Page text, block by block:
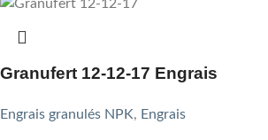
Granufert 12-12-17 Engrais
Engrais granulés NPK, Engrais